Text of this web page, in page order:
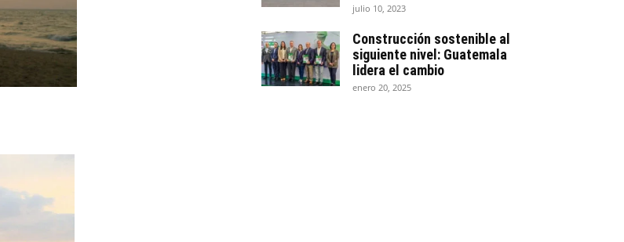
julio 10, 2023
Construcción sostenible al
siguiente nivel: Guatemala
lidera el cambio
enero 20, 2025